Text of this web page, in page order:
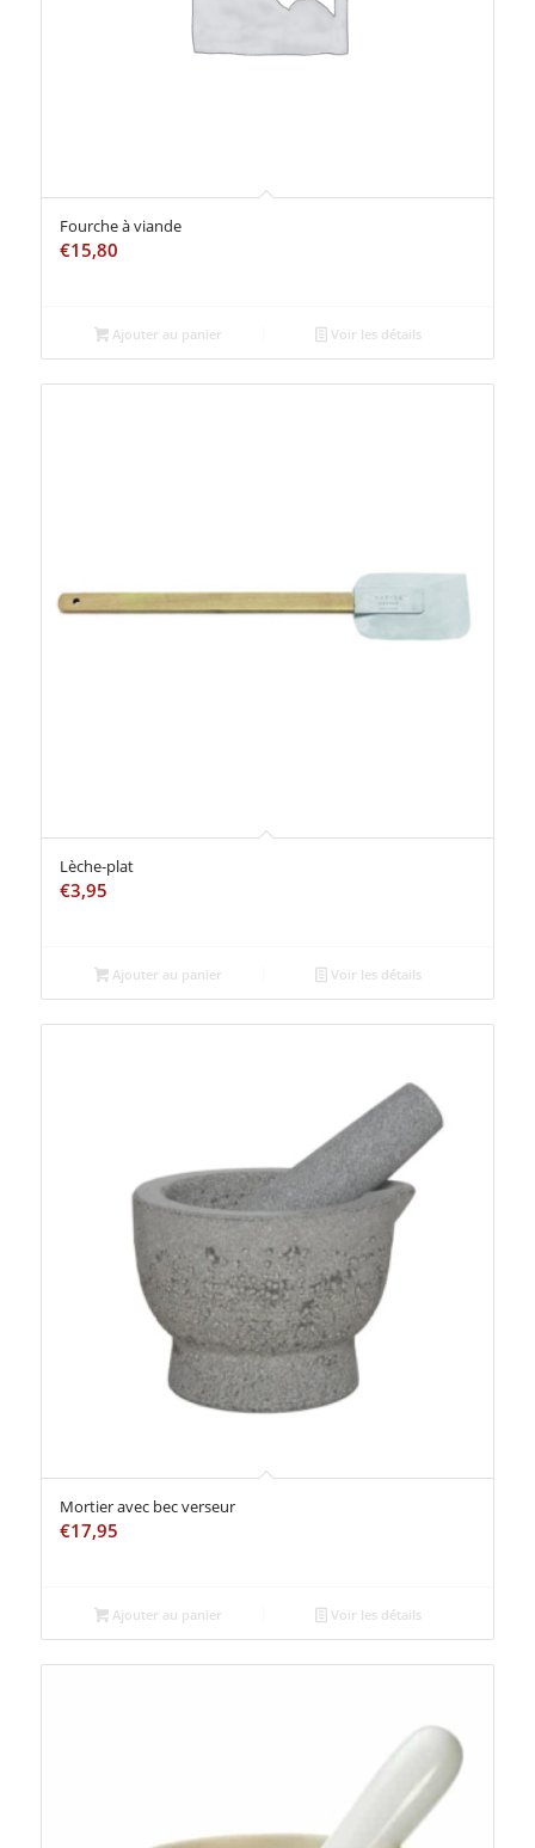
Fourche à viande
€15,80
Ajouter au panier Voir les détails
Lèche-plat
€3,95
Ajouter au panier Voir les détails
Mortier avec bec verseur
€17,95
Ajouter au panier Voir les détails